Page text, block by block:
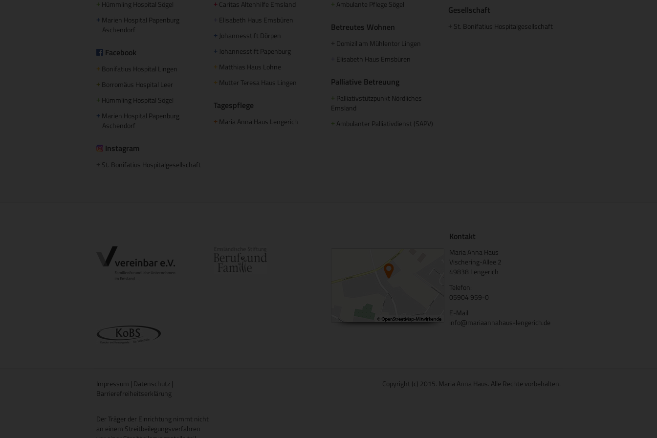
+ Hümmling Hospital Sögel
+ Marien Hospital Papenburg
Aschendorf
Facebook
+ Bonifatius Hospital Lingen
+ Borromäus Hospital Leer
+ Hümmling Hospital Sögel
+ Marien Hospital Papenburg
Aschendorf
Instagram
St. Bonifatius Hospitalgesellschaft
+ Caritas Altenhilfe Emsland
Elisabeth Haus Emsbüren
+ Johannesstift Dörpen
+ Johannesstift Papenburg
+ Matthias Haus Lohne
+ Mutter Teresa Haus Lingen
Tagespflege
+ Maria Anna Haus Lengerich
+ Ambulante Pflege Sögel
Betreutes Wohnen
Domizil am Mühlentor Lingen
Elisabeth Haus Emsbüren
Palliative Betreuung
+ Palliativstützpunkt Nördliches
Emsland
+ Ambulanter Palliativdienst (SAPV)
Gesellschaft
St. Bonifatius Hospitalgesellschaft
Kontakt
Maria Anna Haus
Vischering-Allee 2
49838 Lengerich
Telefon:
05904 959-0
E-Mail
info@mariaannahaus-lengerich.de
Impressum | Datenschutz|
Barrierefreiheitserklärung
Der Träger der Einrichtung nimmt nicht
an einem Streitbeilegungsverfahren
Copyright (c) 2015. Maria Anna Haus. Alle Rechte vorbehalten.